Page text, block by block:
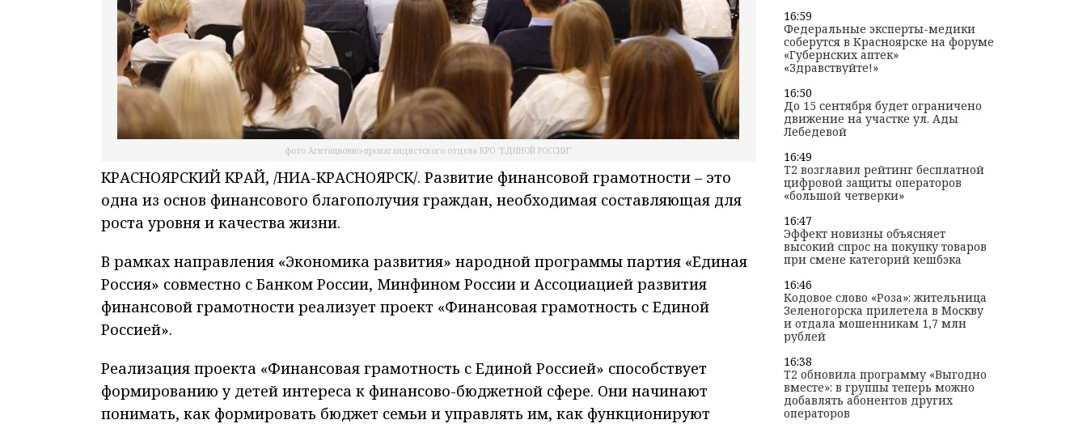
фото Агитационно-пропагандистского отдела КРО "ЕДИНОЙ РОССИИ"
КРАСНОЯРСКИЙ КРАЙ, /НИА-КРАСНОЯРСК/. Развитие финансовой грамотности – это
одна из основ финансового благополучия граждан, необходимая составляющая для
роста уровня и качества жизни.
В рамках направления «Экономика развития» народной программы партия «Единая
Россия» совместно с Банком России, Минфином России и Ассоциацией развития
финансовой грамотности реализует проект «Финансовая грамотность с Единой
Россией».
Реализация проекта «Финансовая грамотность с Единой Россией» способствует
формированию у детей интереса к финансово-бюджетной сфере. Они начинают
понимать, как формировать бюджет семьи и управлять им, как функционируют
16:59
Федеральные эксперты-медики
соберутся в Красноярске на форуме
«Губернских аптек»
«Здравствуйте!»
16:50
До 15 сентября будет ограничено
движение на участке ул. Ады
Лебедевой
16:49
T2 возглавил рейтинг бесплатной
цифровой защиты операторов
«большой четверки»
16:47
Эффект новизны объясняет
высокий спрос на покупку товаров
при смене категорий кешбэка
16:46
Кодовое слово «Роза»: жительница
Зеленогорска прилетела в Москву
и отдала мошенникам 1,7 млн
рублей
16:38
T2 обновила программу «Выгодно
вместе»: в группы теперь можно
добавлять абонентов других
операторов